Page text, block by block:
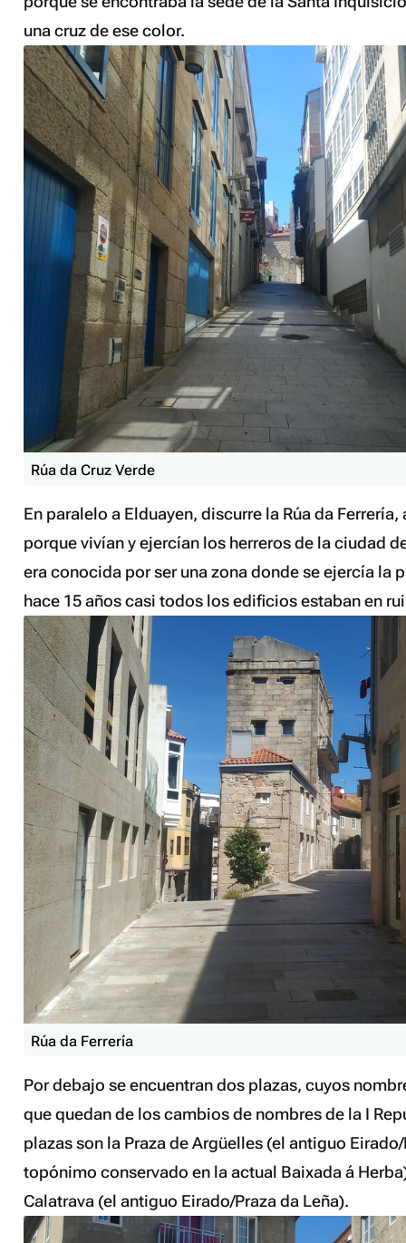
una cruz de ese color.
Rúa da Cruz Verde
En paralelo a Elduayen, discurre la Rúa da
porque vivían y ejercían los herreros de la ciudad
era conocida por ser una zona donde se ejercía la
hace 15 años casi todos los edificios estaban en
Rúa da Ferrería
Por debajo se encuentran dos plazas, cuyos
que quedan de los cambios de nombres de la I
plazas son la Praza de Argüelles (el antiguo
topónimo conservado en la actual Baixada á
Calatrava (el antiguo Eirado/Praza da Leña).